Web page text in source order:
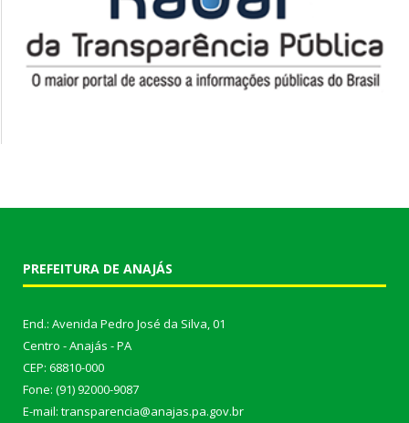
PREFEITURA DE ANAJÁS
End.: Avenida Pedro José da Silva, 01
Centro - Anajás - PA
CEP: 68810-000
Fone: (91) 92000-9087
E-mail: transparencia@anajas.pa.gov.br